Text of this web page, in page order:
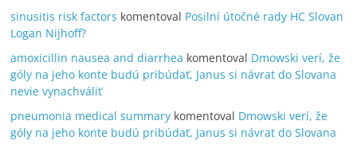
sinusitis risk factors komentoval Posilní útočné rady HC Slovan
Logan Nijhoff?
amoxicillin nausea and diarrhea komentoval Dmowski verí, že
góly na jeho konte budú pribúdať, Janus si návrat do Slovana
nevie vynachváliť
pneumonia medical summary komentoval Dmowski verí, že
góly na jeho konte budú pribúdať, Janus si návrat do Slovana